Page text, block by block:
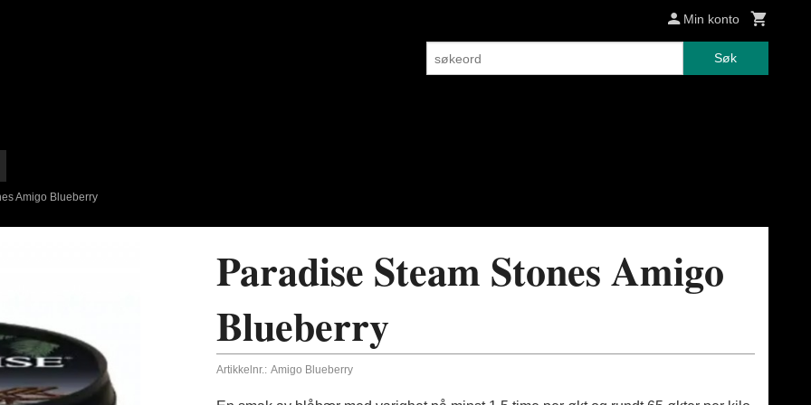
Min konto
Søk
Amigo Blueberry
Paradise Steam Stones Amigo
Blueberry
Artikkelnr.: Amigo Blueberry